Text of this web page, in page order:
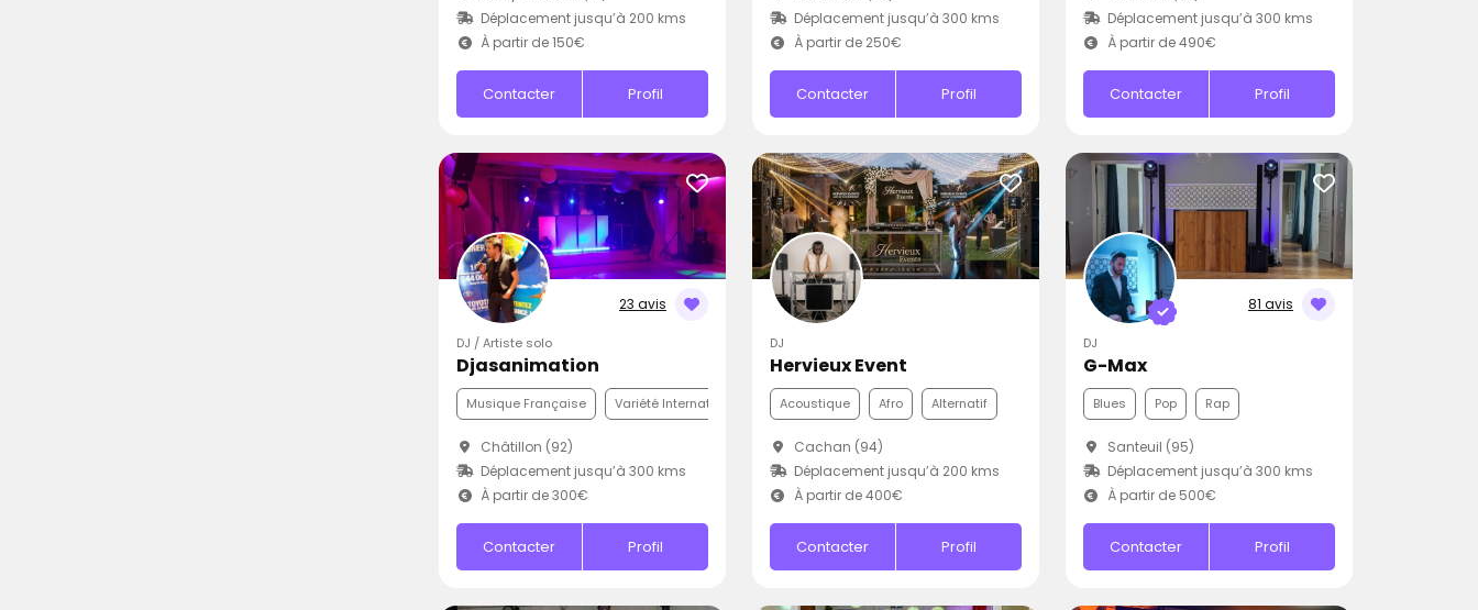
Déplacement jusqu’à 200 kms
À partir de 150€
Contacter Profil
Déplacement jusqu’à 300 kms
À partir de 250€
Contacter Profil
Déplacement jusqu’à 300 kms
À partir de 490€
Contacter Profil
23 avis
DJ / Artiste solo
Djasanimation
Musique Française Variété Internationale Disco
Châtillon (92)
Déplacement jusqu’à 300 kms
À partir de 300€
Contacter Profil
DJ
Hervieux Event
Acoustique Afro Alternatif
Cachan (94)
Déplacement jusqu’à 200 kms
À partir de 400€
Contacter Profil
81 avis
DJ
G-Max
Blues Pop Rap
Santeuil (95)
Déplacement jusqu’à 300 kms
À partir de 500€
Contacter Profil